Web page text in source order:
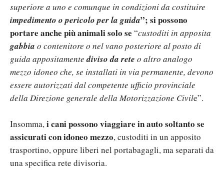
superiore a uno e comunque in condizioni da costituire
impedimento o pericolo per la guida”; si possono
portare anche più animali solo se “custoditi in apposita
gabbia o contenitore o nel vano posteriore al posto di
guida appositamentediviso da rete o altro analogo
mezzo idoneo che, se installati in via permanente, devono
essere autorizzati dal competente ufficio provinciale
della Direzione generale della Motorizzazione Civile”.
Insomma,i cani possono viaggiare in auto soltanto se
assicurati con idoneo mezzo, custoditi in un apposito
trasportino, oppure liberi nel portabagagli, ma separati da
una specifica rete divisoria.